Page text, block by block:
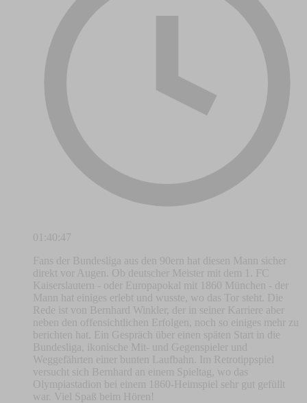
01:40:47
Fans der Bundesliga aus den 90ern hat diesen Mann sicher
direkt vor Augen. Ob deutscher Meister mit dem 1. FC
Kaiserslautern - oder Europapokal mit 1860 München - der
Mann hat einiges erlebt und wusste, wo das Tor steht. Die
Rede ist von Bernhard Winkler, der in seiner Karriere aber
neben den offensichtlichen Erfolgen, noch so einiges mehr zu
berichten hat. Ein Gespräch über einen späten Start in die
Bundesliga, ikonische Mit- und Gegenspieler und
Weggefährten einer bunten Laufbahn. Im Retrotippspiel
versucht sich Bernhard an einem Spieltag, wo das
Olympiastadion bei einem 1860-Heimspiel sehr gut gefüllt
war. Viel Spaß beim Hören!